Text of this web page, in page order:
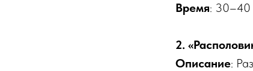
Время: 30–40
2.
Описание: